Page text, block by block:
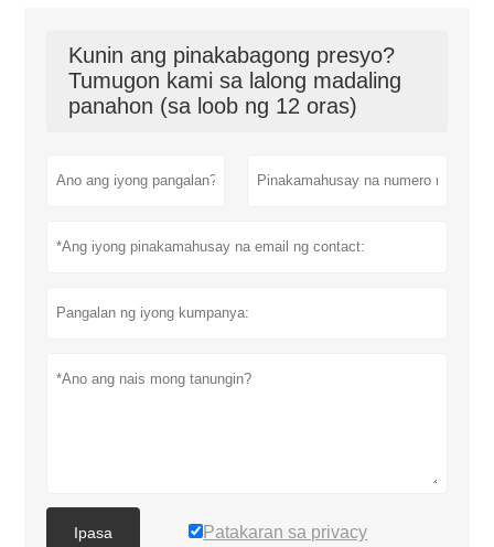
Kunin ang pinakabagong presyo?
Tumugon kami sa lalong madaling
panahon (sa loob ng 12 oras)
Ipasa Patakaran sa privacy